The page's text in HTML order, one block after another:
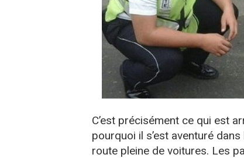
C’est précisément ce qui est
pourquoi il s’est aventuré
route pleine de voitures. Les